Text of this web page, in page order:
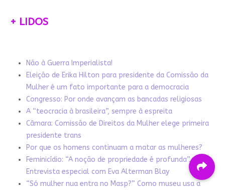
+ LIDOS
Não à Guerra Imperialista!
Eleição de Erika Hilton para presidente da Comissão da
Mulher é um fato importante para a democracia
Congresso: Por onde avançam as bancadas religiosas
A “teocracia à brasileira”, sempre à espreita
Câmara: Comissão de Direitos da Mulher elege primeira
presidente trans
Por que os homens continuam a matar as mulheres?
Feminicídio: “A noção de propriedade é profunda”.
Entrevista especial com Eva Alterman Blay
“Só mulher nua entra no Masp?” Como museu usa a